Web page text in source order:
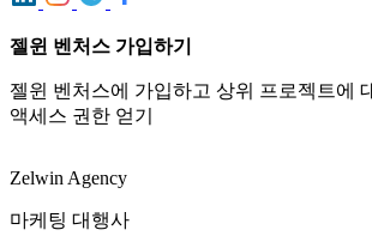
젤윈 벤처스 가입하기
젤윈 벤처스에 가입하고 상위 프로젝트에
액세스 권한 얻기
Zelwin Agency
마케팅 대행사